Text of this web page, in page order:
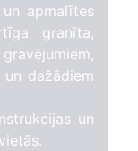
apmalītes
granīta,
dažādiem
un